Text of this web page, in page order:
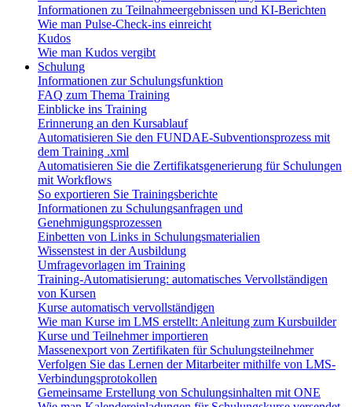
Informationen zu Teilnahmeergebnissen und KI-Berichten
Wie man Pulse-Check-ins einreicht
Kudos
Wie man Kudos vergibt
Schulung
Informationen zur Schulungsfunktion
FAQ zum Thema Training
Einblicke ins Training
Erinnerung an den Kursablauf
Automatisieren Sie den FUNDAE-Subventionsprozess mit
dem Training .xml
Automatisieren Sie die Zertifikatsgenerierung für Schulungen
mit Workflows
So exportieren Sie Trainingsberichte
Informationen zu Schulungsanfragen und
Genehmigungsprozessen
Einbetten von Links in Schulungsmaterialien
Wissenstest in der Ausbildung
Umfragevorlagen im Training
Training-Automatisierung: automatisches Vervollständigen
von Kursen
Kurse automatisch vervollständigen
Wie man Kurse im LMS erstellt: Anleitung zum Kursbuilder
Kurse und Teilnehmer importieren
Massenexport von Zertifikaten für Schulungsteilnehmer
Verfolgen Sie das Lernen der Mitarbeiter mithilfe von LMS-
Verbindungsprotokollen
Gemeinsame Erstellung von Schulungsinhalten mit ONE